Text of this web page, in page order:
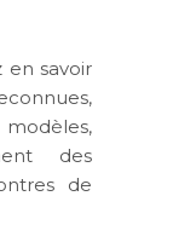
en savoir
des
de